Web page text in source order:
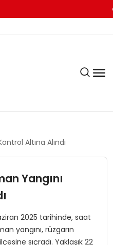
Sur
Altına Alındı
Yangını
2025 tarihinde, saat
yangını, rüzgarın
sıçradı. Yaklaşık 22